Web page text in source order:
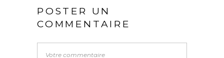
POSTER UN
COMMENTAIRE